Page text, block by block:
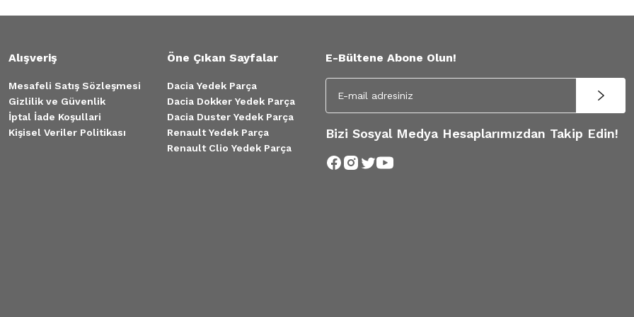
Alışveriş
Mesafeli Satış Sözleşmesi
Gizlilik ve Güvenlik
İptal İade Koşullari
Kişisel Veriler Politikası
Öne Çıkan Sayfalar
Dacia Yedek Parça
Dacia Dokker Yedek Parça
Dacia Duster Yedek Parça
Renault Yedek Parça
Renault Clio Yedek Parça
E-Bültene Abone Olun!
Bizi Sosyal Medya Hesaplarımızdan Takip Edin!